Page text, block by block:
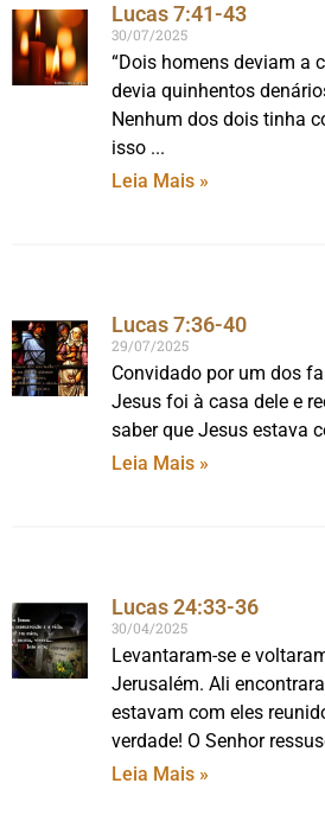
Lucas 7:41-43
30/07/2025
“Dois homens deviam a
devia quinhentos
Nenhum dos dois tinha
isso
Leia Mais »
Lucas 7:36-40
29/07/2025
Convidado por um dos
Jesus foi à casa dele e
saber que Jesus estava
Leia Mais »
Lucas 24:33-36
30/04/2025
Levantaram-se e
Jerusalém. Ali
estavam com eles
verdade! O Senhor
Leia Mais »